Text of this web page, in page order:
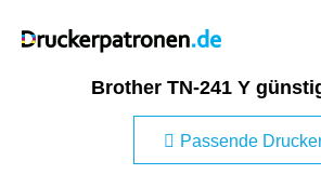
Brother TN-241 Y
Passende